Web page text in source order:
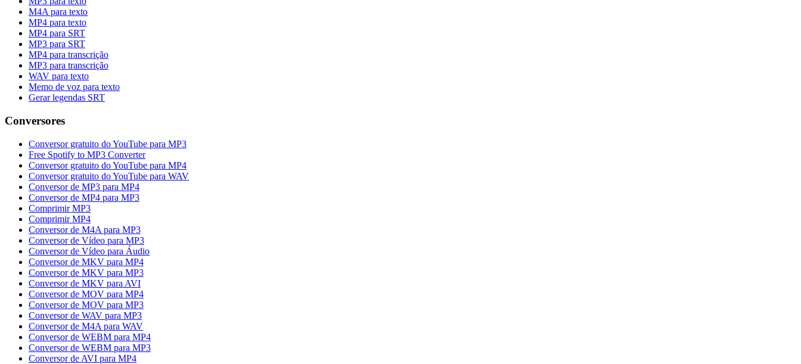
M4A para texto
MP4 para texto
MP4 para SRT
MP3 para SRT
MP4 para transcrição
MP3 para transcrição
WAV para texto
Memo de voz para texto
Gerar legendas SRT
Conversores
Conversor gratuito do YouTube para MP3
Free Spotify to MP3 Converter
Conversor gratuito do YouTube para MP4
Conversor gratuito do YouTube para WAV
Conversor de MP3 para MP4
Conversor de MP4 para MP3
Comprimir MP3
Comprimir MP4
Conversor de M4A para MP3
Conversor de Vídeo para MP3
Conversor de Vídeo para Áudio
Conversor de MKV para MP4
Conversor de MKV para MP3
Conversor de MKV para AVI
Conversor de MOV para MP4
Conversor de MOV para MP3
Conversor de WAV para MP3
Conversor de M4A para WAV
Conversor de WEBM para MP4
Conversor de WEBM para MP3
Conversor de AVI para MP4